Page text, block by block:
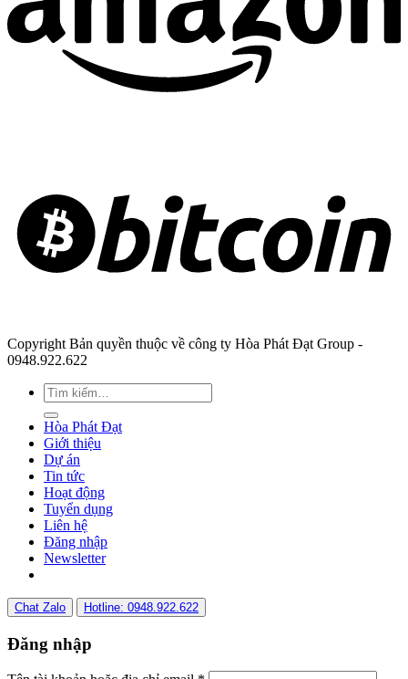
Copyright Bản quyền thuộc về công ty Hòa Phát Đạt Group -
0948.922.622
Hòa Phát Đạt
Giới thiệu
Dự án
Tin tức
Hoạt động
Tuyển dụng
Liên hệ
Đăng nhập
Newsletter
Chat Zalo Hotline: 0948.922.622
Đăng nhập